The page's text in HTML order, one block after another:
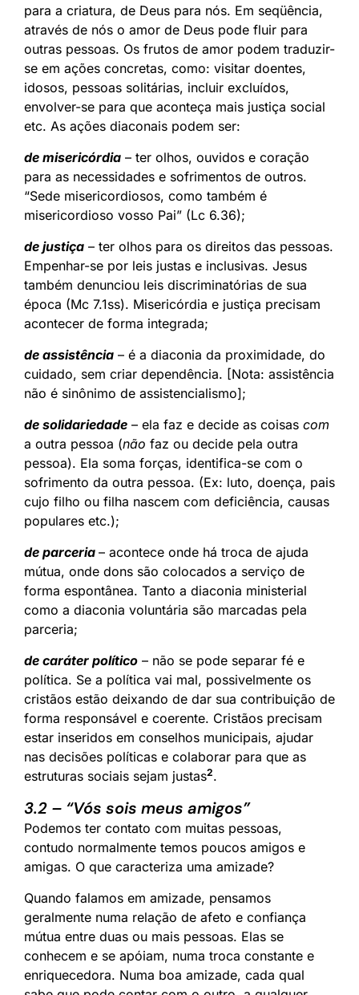
para a criatura, de Deus para nós. Em seqüência,
através de nós o amor de Deus pode fluir para
outras pessoas. Os frutos de amor podem traduzir-
se em ações concretas, como: visitar doentes,
idosos, pessoas solitárias, incluir excluídos,
envolver-se para que aconteça mais justiça social
etc. As ações diaconais podem ser:
de misericórdia – ter olhos, ouvidos e coração
para as necessidades e sofrimentos de outros.
“Sede misericordiosos, como também é
misericordioso vosso Pai” (Lc 6.36);
de justiça – ter olhos para os direitos das pessoas.
Empenhar-se por leis justas e inclusivas. Jesus
também denunciou leis discriminatórias de sua
época (Mc 7.1ss). Misericórdia e justiça precisam
acontecer de forma integrada;
de assistência – é a diaconia da proximidade, do
cuidado, sem criar dependência. [Nota: assistência
não é sinônimo de assistencialismo];
de solidariedade – ela faz e decide as coisas com
a outra pessoa (não faz ou decide pela outra
pessoa). Ela soma forças, identifica-se com o
sofrimento da outra pessoa. (Ex: luto, doença, pais
cujo filho ou filha nascem com deficiência, causas
populares etc.);
de parceria – acontece onde há troca de ajuda
mútua, onde dons são colocados a serviço de
forma espontânea. Tanto a diaconia ministerial
como a diaconia voluntária são marcadas pela
parceria;
de caráter político – não se pode separar fé e
política. Se a política vai mal, possivelmente os
cristãos estão deixando de dar sua contribuição de
forma responsável e coerente. Cristãos precisam
estar inseridos em conselhos municipais, ajudar
nas decisões políticas e colaborar para que as
estruturas sociais sejam justas2.
3.2 – “Vós sois meus amigos”
Podemos ter contato com muitas pessoas,
contudo normalmente temos poucos amigos e
amigas. O que caracteriza uma amizade?
Quando falamos em amizade, pensamos
geralmente numa relação de afeto e confiança
mútua entre duas ou mais pessoas. Elas se
conhecem e se apóiam, numa troca constante e
enriquecedora. Numa boa amizade, cada qual